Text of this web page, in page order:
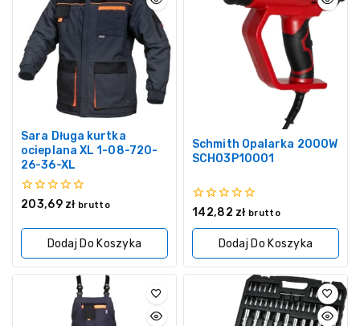
Sara Długa kurtka
ocieplana XL 1-08-720-
26-36-XL
0
5
203,69 zł brutto
Dodaj Do Koszyka
Schmith Opalarka 2000W
SCH03P10001
0
5
142,82 zł brutto
Dodaj Do Koszyka